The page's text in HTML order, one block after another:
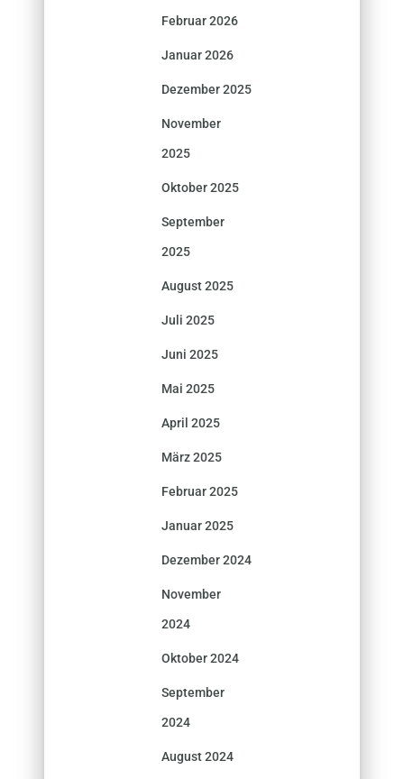
Februar 2026
Januar 2026
Dezember 2025
November
2025
Oktober 2025
September
2025
August 2025
Juli 2025
Juni 2025
Mai 2025
April 2025
März 2025
Februar 2025
Januar 2025
Dezember 2024
November
2024
Oktober 2024
September
2024
August 2024